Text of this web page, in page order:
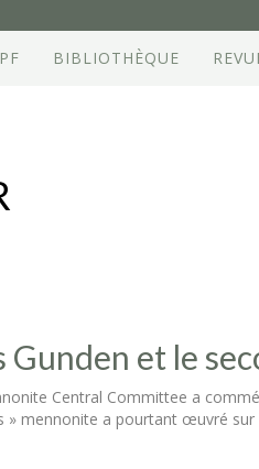
BIBLIOTHÈQUE
Gunden et le
Central Committee a
» mennonite a pourtant œuvré